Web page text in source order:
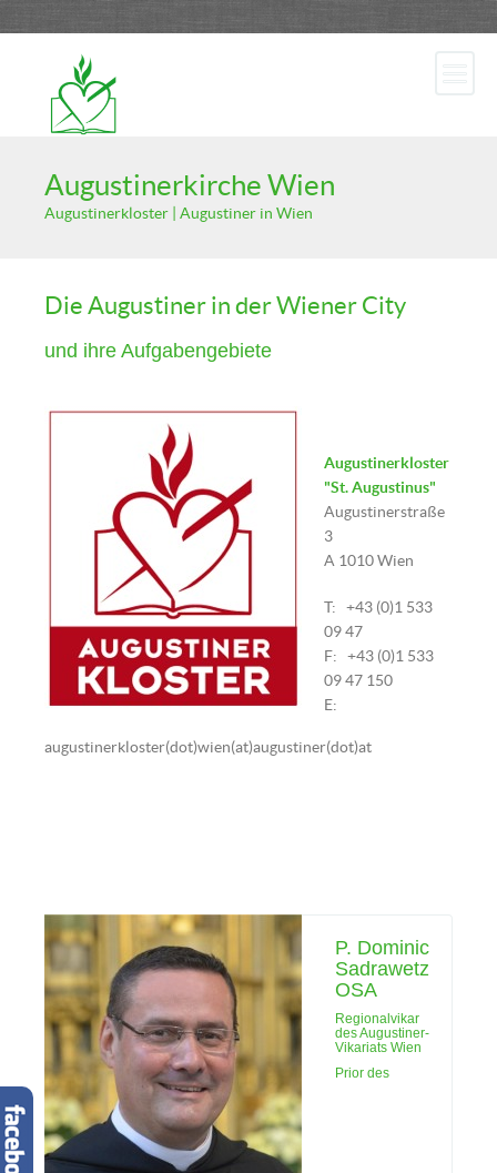
Augustinerkirche Wien
Augustinerkloster | Augustiner in Wien
Die Augustiner in der Wiener City
und ihre Aufgabengebiete
Augustinerkloster
"St. Augustinus"
Augustinerstraße
3
A 1010 Wien
T: +43 (0)1 533
09 47
F: +43 (0)1 533
09 47 150
E:
augustinerkloster(dot)wien(at)augustiner(dot)at
P. Dominic
Sadrawetz
OSA
Regionalvikar
des Augustiner-
Vikariats Wien
Prior des